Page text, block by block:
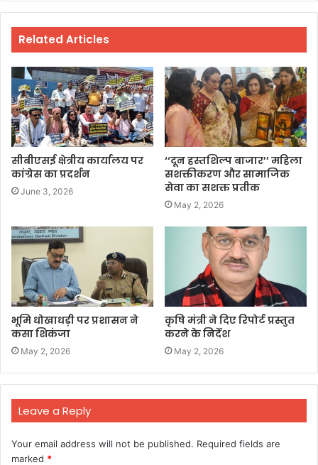
Related Articles
सीबीएसई क्षेत्रीय कार्यालय पर
कांग्रेस का प्रदर्शन
June 3, 2026
‘‘दून हस्तशिल्प बाजार’’ महिला
सशक्तीकरण और सामाजिक
सेवा का सशक्त प्रतीक
May 2, 2026
भूमि धोखाधड़ी पर प्रशासन ने
कसा शिकंजा
May 2, 2026
कृषि मंत्री ने दिए रिपोर्ट प्रस्तुत
करने के निर्देश
May 2, 2026
Leave a Reply
Your email address will not be published. Required fields are
marked *